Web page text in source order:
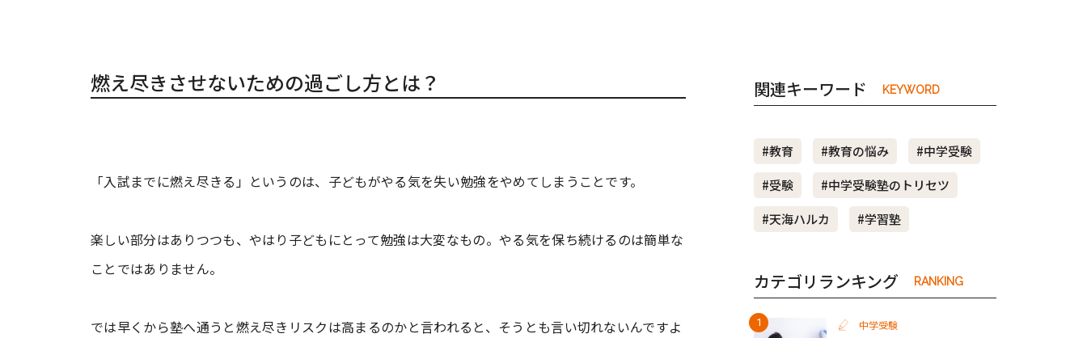
燃え尽きさせないための過ごし方とは？
「入試までに燃え尽きる」というのは、子どもがやる気を失い勉強をやめてしまうことです。
楽しい部分はありつつも、やはり子どもにとって勉強は大変なもの。やる気を保ち続けるのは簡単な
ことではありません。
では早くから塾へ通うと燃え尽きリスクは高まるのかと言われると、そうとも言い切れないんですよ
関連キーワード KEYWORD
#教育 #教育の悩み
#中学受験
#受験
#中学受験塾のトリセツ
#天海ハルカ
#学習塾
カテゴリランキング RANKING
中学受験